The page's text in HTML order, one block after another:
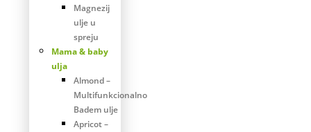
Magnezij
ulje u
spreju
Mama & baby
ulja
Almond –
Multifunkcionalno
Badem ulje
Apricot –